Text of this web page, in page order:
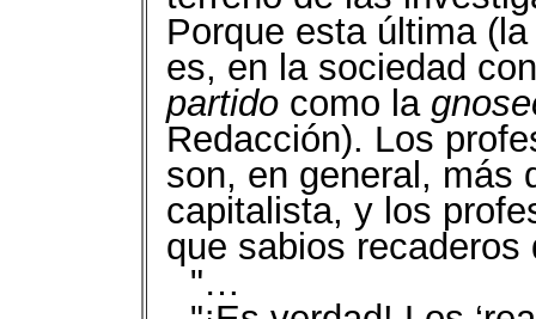
Porque esta última
es, en la sociedad
partido como la
Redacción). Los
son, en general, más
capitalista, y los
que sabios recaderos
"…